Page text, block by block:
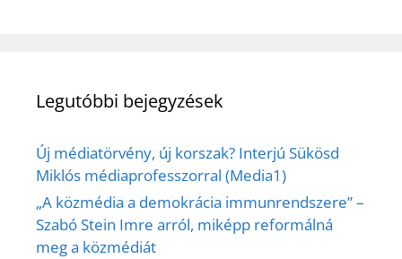
Legutóbbi bejegyzések
Új médiatörvény, új korszak? Interjú Sükösd
Miklós médiaprofesszorral (Media1)
„A közmédia a demokrácia immunrendszere” –
Szabó Stein Imre arról, miképp reformálná
meg a közmédiát